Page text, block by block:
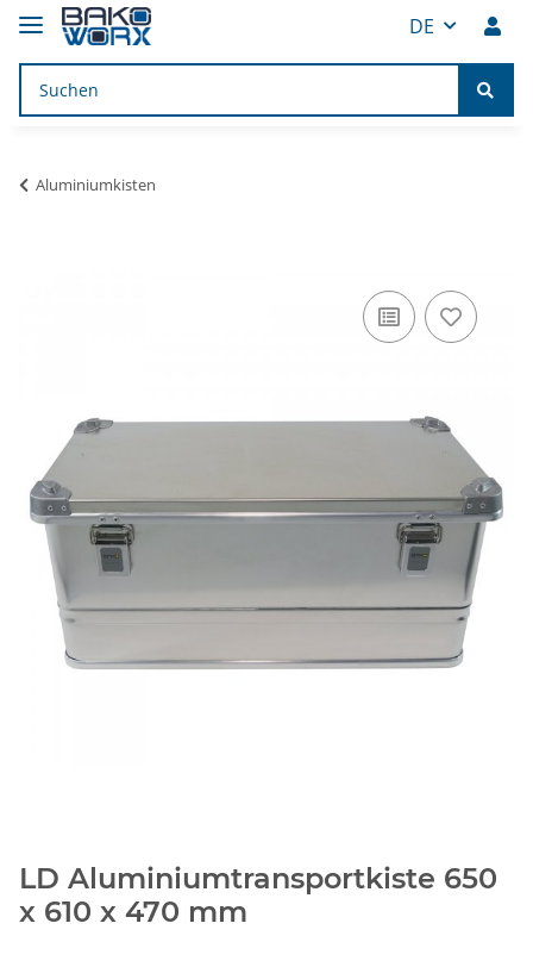
DE
Aluminiumkisten
LD Aluminiumtransportkiste 650
x 610 x 470 mm